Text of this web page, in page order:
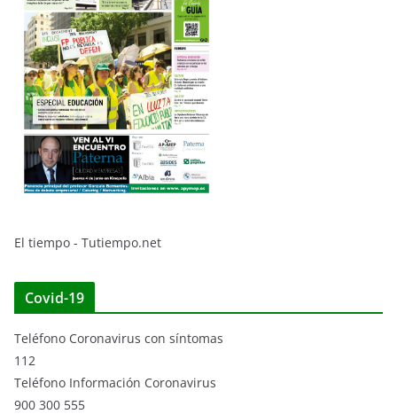
El tiempo - Tutiempo.net
Covid-19
Teléfono Coronavirus con síntomas
112
Teléfono Información Coronavirus
900 300 555